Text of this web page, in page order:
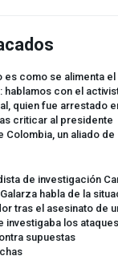
es como se alimenta el
hablamos con el
quien fue arrestado
criticar al presidente
Colombia, un aliado de
de investigación
habla de la
tras el asesinato de
investigaba los
supuestas